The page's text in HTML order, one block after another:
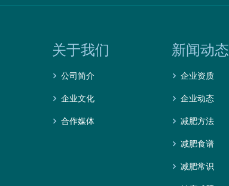
关于我们
公司简介
企业文化
合作媒体
新闻动态
企业资质
企业动态
减肥方法
减肥食谱
减肥常识